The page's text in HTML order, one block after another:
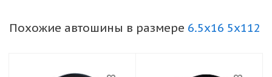
Похожие автошины в размере 6.5x16 5x112